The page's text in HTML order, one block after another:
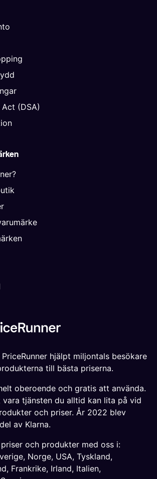
(DSA)
PriceRunner hjälpt miljontals besökare
till bästa priserna.
oberoende och gratis att använda.
vara tjänsten du alltid kan lita på vid
och priser. År 2022 blev
av Klarna.
och produkter med oss i:
, Norge, USA, Tyskland,
, Frankrike, Irland, Italien,